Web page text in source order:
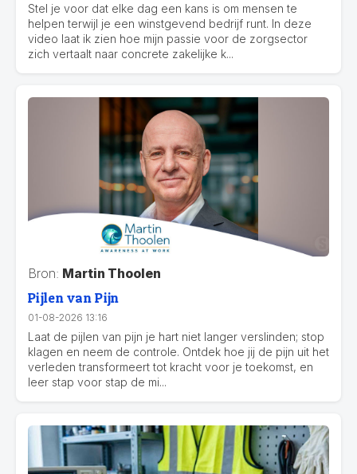
Stel je voor dat elke dag een kans is om mensen te
helpen terwijl je een winstgevend bedrijf runt. In deze
video laat ik zien hoe mijn passie voor de zorgsector
zich vertaalt naar concrete zakelijke k...
Bron: Martin Thoolen
Pijlen van Pijn
01-08-2026 13:16
Laat de pijlen van pijn je hart niet langer verslinden; stop
klagen en neem de controle. Ontdek hoe jij de pijn uit het
verleden transformeert tot kracht voor je toekomst, en
leer stap voor stap de mi...